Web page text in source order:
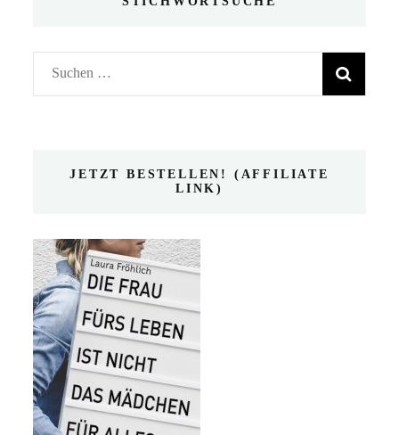
Suchen
nach:
JETZT BESTELLEN! (AFFILIATE
LINK)